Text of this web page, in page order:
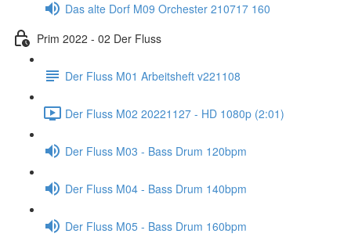
Das alte Dorf M09 Orchester 210717 160
Prim 2022 - 02 Der Fluss
Der Fluss M01 Arbeitsheft v221108
Der Fluss M02 20221127 - HD 1080p (2:01)
Der Fluss M03 - Bass Drum 120bpm
Der Fluss M04 - Bass Drum 140bpm
Der Fluss M05 - Bass Drum 160bpm